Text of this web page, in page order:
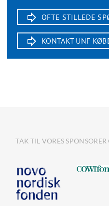
OFTE STILLEDE
KONTAKT UNF
TAK TIL VORES